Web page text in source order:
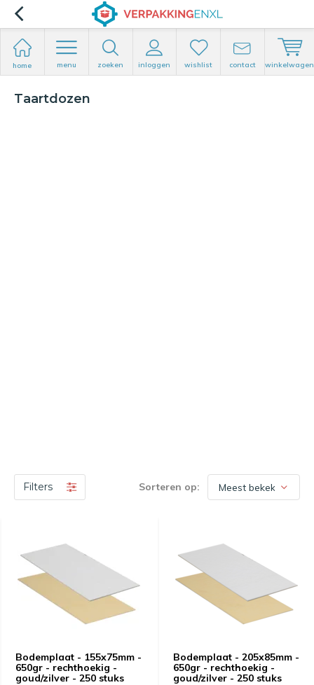
home menu zoeken inloggen wishlist contact winkelwagen
Taartdozen
Filters Sorteren op:
Bodemplaat - 155x75mm -
650gr - rechthoekig -
goud/zilver - 250 stuks
Bodemplaat - 205x85mm -
650gr - rechthoekig -
goud/zilver - 250 stuks